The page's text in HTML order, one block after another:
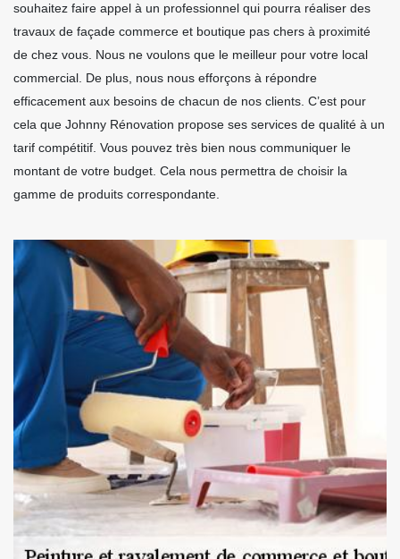
souhaitez faire appel à un professionnel qui pourra réaliser des
travaux de façade commerce et boutique pas chers à proximité
de chez vous. Nous ne voulons que le meilleur pour votre local
commercial. De plus, nous nous efforçons à répondre
efficacement aux besoins de chacun de nos clients. C’est pour
cela que Johnny Rénovation propose ses services de qualité à un
tarif compétitif. Vous pouvez très bien nous communiquer le
montant de votre budget. Cela nous permettra de choisir la
gamme de produits correspondante.